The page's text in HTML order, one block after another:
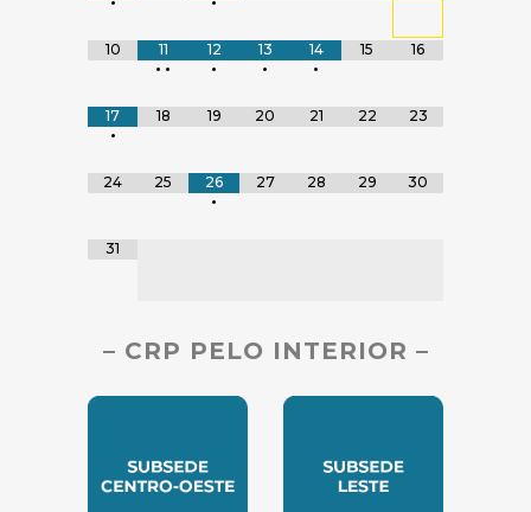
10
11
• •
12
•
13
•
14
•
15 16
17
•
18 19 20 21 22 23
24 25
26
•
27 28 29 30
31
– CRP PELO INTERIOR –